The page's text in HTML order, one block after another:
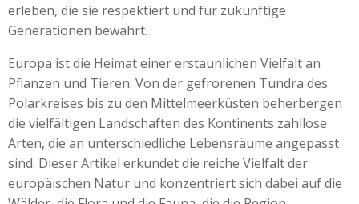
erleben, die sie respektiert und für zukünftige
Generationen bewahrt.
Europa ist die Heimat einer erstaunlichen Vielfalt an
Pflanzen und Tieren. Von der gefrorenen Tundra des
Polarkreises bis zu den Mittelmeerküsten beherbergen
die vielfältigen Landschaften des Kontinents zahllose
Arten, die an unterschiedliche Lebensräume angepasst
sind. Dieser Artikel erkundet die reiche Vielfalt der
europäischen Natur und konzentriert sich dabei auf die